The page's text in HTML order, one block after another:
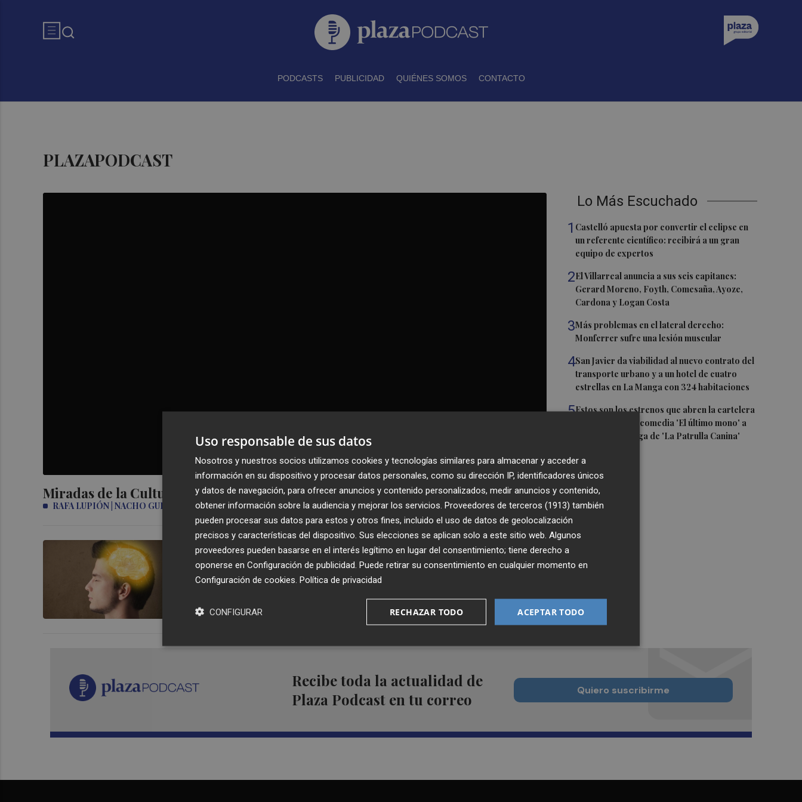
PODCASTS PUBLICIDAD QUIÉNES SOMOS CONTACTO
PLAZAPODCAST
Miradas de la Cultura: Santos Juanes recupera la luz
RAFA LUPIÓN | NACHO GUERRERO
Así cambia el cerebro en un adolescente
RAFA LUPIÓN | NACHO GUERRERO
Lo Más Escuchado
1 Castelló apuesta por convertir el eclipse en
un referente científico: recibirá a un gran
equipo de expertos
2El Villarreal anuncia a sus seis capitanes:
Gerard Moreno, Foyth, Comesaña, Ayoze,
Cardona y Logan Costa
3Más problemas en el lateral derecho:
Monferrer sufre una lesión muscular
4San Javier da viabilidad al nuevo contrato del
transporte urbano y a un hotel de cuatro
estrellas en La Manga con 324 habitaciones
5Estos son los estrenos que abren la cartelera
en agosto: de la comedia 'El último mono' a
una nueva entrega de 'La Patrulla Canina'
Recibe toda la actualidad de
Plaza Podcast en tu correo
Quiero suscribirme
Uso responsable de sus datos
Nosotros y nuestros socios utilizamos cookies y tecnologías similares para almacenar y acceder a
información en su dispositivo y procesar datos personales, como su dirección IP, identificadores únicos
y datos de navegación, para ofrecer anuncios y contenido personalizados, medir anuncios y contenido,
obtener información sobre la audiencia y mejorar los servicios. Proveedores de terceros (1913) también
pueden procesar sus datos para estos y otros fines, incluido el uso de datos de geolocalización
precisos y características del dispositivo. Sus elecciones se aplican solo a este sitio web. Algunos
proveedores pueden basarse en el interés legítimo en lugar del consentimiento; tiene derecho a
oponerse en Configuración de publicidad . Puede retirar su consentimiento en cualquier momento en
Configuración de cookies Política de privacidad
ACEPTAR TODO
RECHAZAR TODO
CONFIGURAR